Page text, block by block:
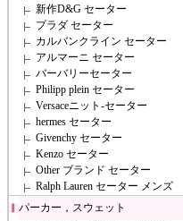
新作D&G セーター
プラダ セーター
カルバンクライン セーター
アルマーニ セーター
バーバリーセーター
Philipp plein セーター
Versaceニット-セーター
hermes セーター
Givenchy セーター
Kenzo セーター
Other ブランド セーター
Ralph Lauren セーター メンズ
パーカー，スウェット